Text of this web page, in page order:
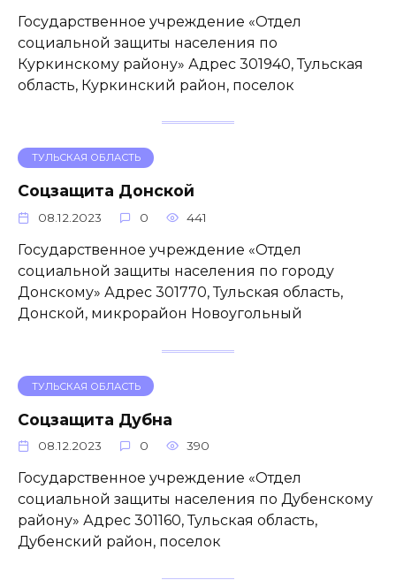
Государственное учреждение «Отдел
социальной защиты населения по
Куркинскому району» Адрес 301940, Тульская
область, Куркинский район, поселок
ТУЛЬСКАЯ ОБЛАСТЬ
Соцзащита Донской
08.12.2023 0 441
Государственное учреждение «Отдел
социальной защиты населения по городу
Донскому» Адрес 301770, Тульская область,
Донской, микрорайон Новоугольный
ТУЛЬСКАЯ ОБЛАСТЬ
Соцзащита Дубна
08.12.2023 0 390
Государственное учреждение «Отдел
социальной защиты населения по Дубенскому
району» Адрес 301160, Тульская область,
Дубенский район, поселок